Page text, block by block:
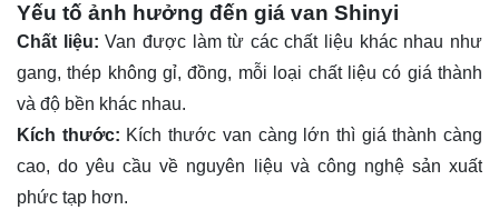
Yếu tố ảnh hưởng đến giá van Shinyi
Chất liệu: Van được làm từ các chất liệu khác nhau như
gang, thép không gỉ, đồng, mỗi loại chất liệu có giá thành
và độ bền khác nhau.
Kích thước: Kích thước van càng lớn thì giá thành càng
cao, do yêu cầu về nguyên liệu và công nghệ sản xuất
phức tạp hơn.